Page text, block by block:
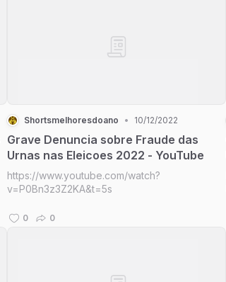
Shortsmelhoresdoano • 10/12/2022
Grave Denuncia sobre Fraude das
Urnas nas Eleicoes 2022 - YouTube
https://www.youtube.com/watch?
v=P0Bn3z3Z2KA&t=5s
0 0